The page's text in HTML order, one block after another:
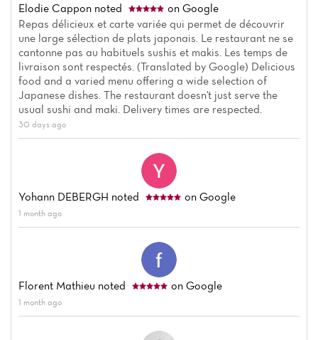
Elodie Cappon noted
on Google
Repas délicieux et carte variée qui permet de découvrir
une large sélection de plats japonais. Le restaurant ne se
cantonne pas au habituels sushis et makis. Les temps de
livraison sont respectés. (Translated by Google) Delicious
food and a varied menu offering a wide selection of
Japanese dishes. The restaurant doesn't just serve the
usual sushi and maki. Delivery times are respected.
30 days ago
Yohann DEBERGH noted on Google
1 month ago
Florent Mathieu noted on Google
1 month ago